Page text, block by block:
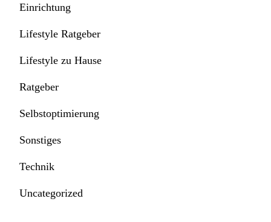
Einrichtung
Lifestyle Ratgeber
Lifestyle zu Hause
Ratgeber
Selbstoptimierung
Sonstiges
Technik
Uncategorized